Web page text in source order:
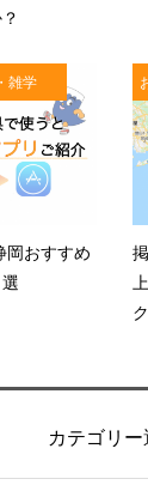
雑学
岡おすすめ
カテゴリ